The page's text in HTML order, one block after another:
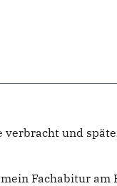
verbracht und
Fachabitur am